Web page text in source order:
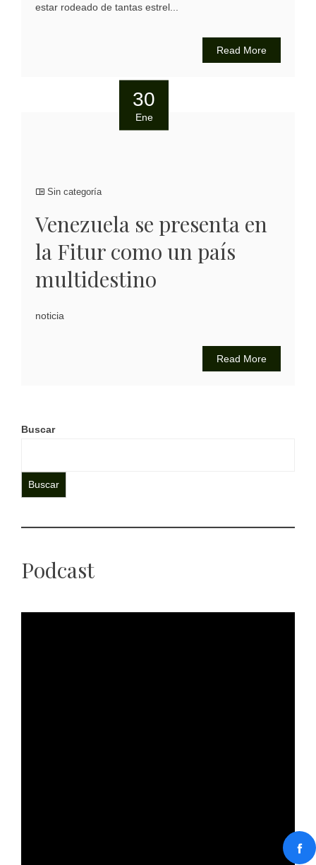
estar rodeado de tantas estrel...
Read More
30
Ene
Sin categoría
Venezuela se presenta en
la Fitur como un país
multidestino
noticia
Read More
Buscar
Buscar
Podcast